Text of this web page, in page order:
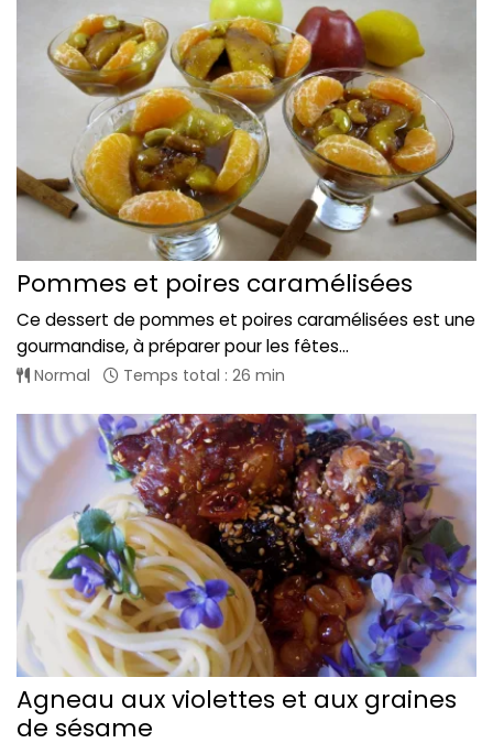
Pommes et poires caramélisées
Ce dessert de pommes et poires caramélisées est une
gourmandise, à préparer pour les fêtes...
Normal Temps total : 26 min
Agneau aux violettes et aux graines
de sésame